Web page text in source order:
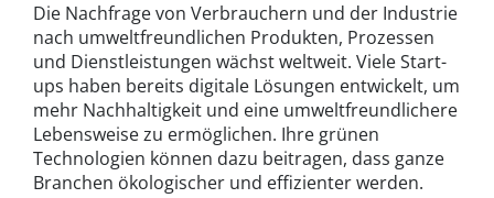
Die Nachfrage von Verbrauchern und der Industrie
nach umweltfreundlichen Produkten, Prozessen
und Dienstleistungen wächst weltweit. Viele Start-
ups haben bereits digitale Lösungen entwickelt, um
mehr Nachhaltigkeit und eine umweltfreundlichere
Lebensweise zu ermöglichen. Ihre grünen
Technologien können dazu beitragen, dass ganze
Branchen ökologischer und effizienter werden.